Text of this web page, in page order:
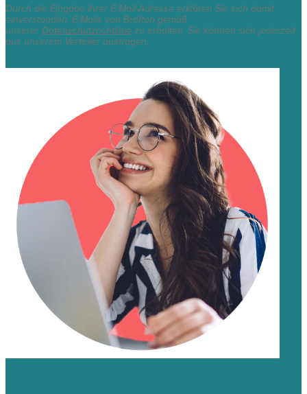
Durch die Eingabe Ihrer E-Mail-Adresse erklären Sie sich damit
einverstanden, E-Mails von Brafton gemäß
unsererDatenschutzrichtlinie zu erhalten. Sie können sich jederzeit
aus unserem Verteiler austragen.